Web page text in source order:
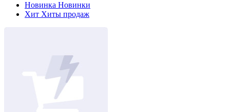
Новинка Новинки
Хит Хиты продаж